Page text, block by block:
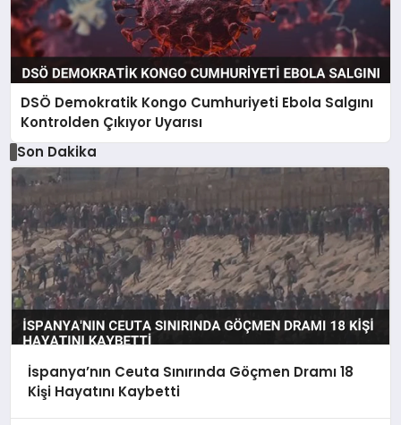
DSÖ Demokratik Kongo Cumhuriyeti Ebola Salgını
Kontrolden Çıkıyor Uyarısı
Son Dakika
İspanya’nın Ceuta Sınırında Göçmen Dramı 18
Kişi Hayatını Kaybetti